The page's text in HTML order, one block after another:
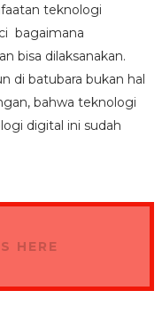
teknologi
bagaimana
bisa dilaksanakan.
di batubara bukan hal
bahwa teknologi
digital ini sudah
HERE